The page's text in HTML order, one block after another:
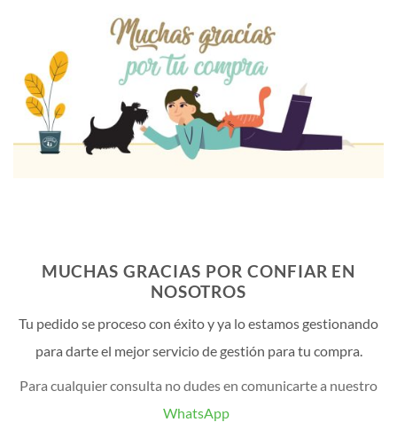
MUCHAS GRACIAS POR CONFIAR EN
NOSOTROS
Tu pedido se proceso con éxito y ya lo estamos gestionando
para darte el mejor servicio de gestión para tu compra.
Para cualquier consulta no dudes en comunicarte a nuestro
WhatsApp